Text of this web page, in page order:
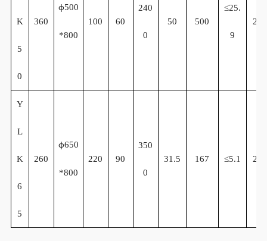
K
5
0
360
φ500
*800
100 60
240
0
50 500
≤25.
9
2.2
Y
L
K
6
5
260
φ650
*800
220 90
350
0
31.5 167 ≤5.1 2.2